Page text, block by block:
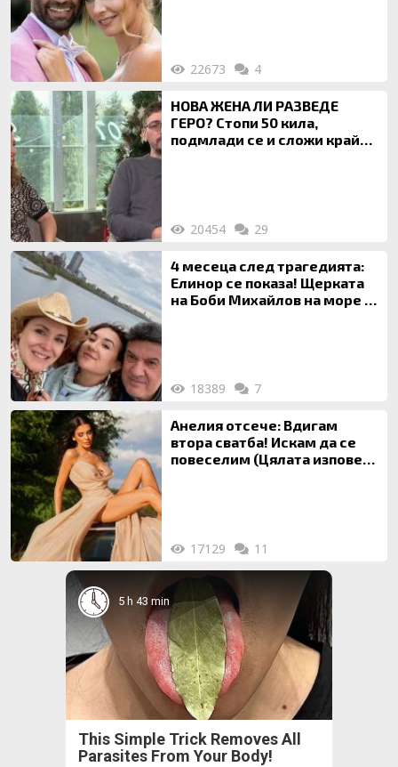
22673 4
НОВА ЖЕНА ЛИ РАЗВЕДЕ
ГЕРО? Стопи 50 кила,
подмлади се и сложи край
20454 29
4 месеца след трагедията:
Елинор се показа! Щерката
на Боби Михайлов на море с
18389 7
Анелия отсече: Вдигам
втора сватба! Искам да се
повеселим (Цялата изповед
17129 11
5 h 43 min
This Simple Trick Removes All
Parasites From Your Body!